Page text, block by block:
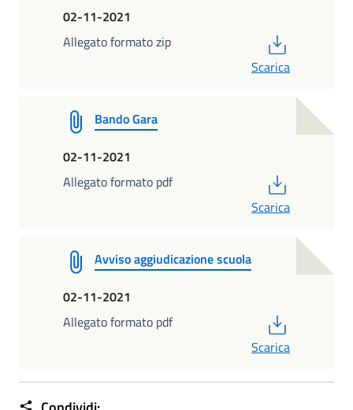
02-11-2021
Allegato formato zip
Scarica
Bando Gara
02-11-2021
Allegato formato pdf
Scarica
Avviso aggiudicazione scuola
02-11-2021
Allegato formato pdf
Scarica